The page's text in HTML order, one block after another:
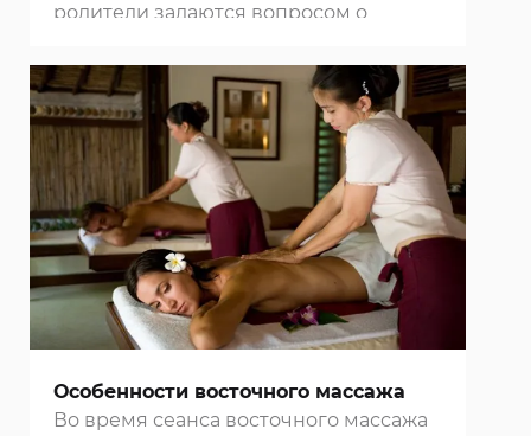
родители задаются вопросом о
для малыша. Педиатры и
физиотерапевты подтверждают
благотворное влияние этой
процедуры на формирование и
костно-мышечной и нервной
системы, рекомендуют начинать
проводить ее через 2-2,5 месяца после
появления ребенка на свет.
Особенности восточного массажа
Во время сеанса восточного массажа